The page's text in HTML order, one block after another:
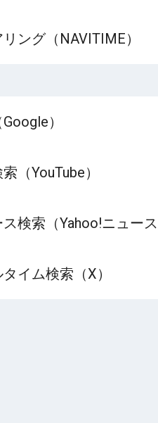
ング（NAVITIME）
）
（YouTube）
検索（Yahoo!ニュー
イム検索（X）